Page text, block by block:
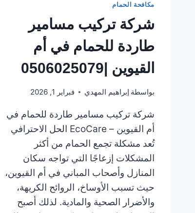
مكافحة الحمام
شركة تركيب مسامير
طاردة للحمام في أم
القيوين |0506025079
بواسطة إبراهيم المهدي فبراير 1, 2026
شركة تركيب مسامير طاردة للحمام في
أم القيوين – EcoCare الحل الاحترافي
تُعد مشكلة تجمع الحمام من أكثر
المشكلات إزعاجًا التي تواجه سكان
المنازل وأصحاب المباني في أم القيوين،
حيث تسبب الأوساخ، الروائح الكريهة،
والأضرار الصحية والمادية. لذلك أصبح